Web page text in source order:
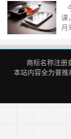
课
月
放
站
意
商标名称注册
本站内容全为普推